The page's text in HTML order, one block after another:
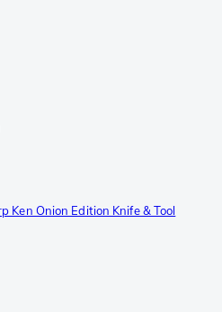
Ken Onion Edition Knife & Tool